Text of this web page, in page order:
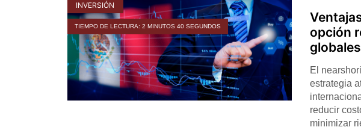
INVERSIÓN
opción
globales
TIEMPO DE LECTURA: 2 MINUTOS 40 SEGUNDOS
El
estrategia
reducir
minimizar